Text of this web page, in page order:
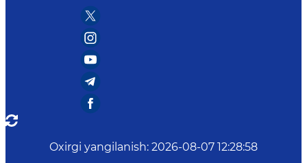
Oxirgi yangilanish: 2026-08-07 12:28:58